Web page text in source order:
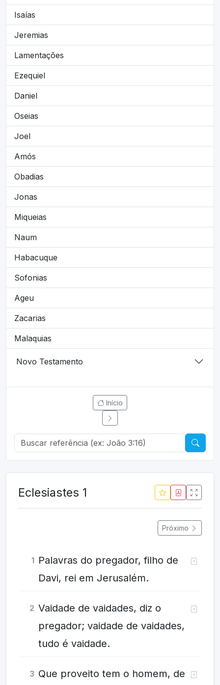
Isaías
Jeremias
Lamentações
Ezequiel
Daniel
Oseias
Joel
Amós
Obadias
Jonas
Miqueias
Naum
Habacuque
Sofonias
Ageu
Zacarias
Malaquias
Novo Testamento
Início
Eclesiastes 1
Próximo
1 Palavras do pregador, filho de
Davi, rei em Jerusalém.
2 Vaidade de vaidades, diz o
pregador; vaidade de vaidades,
tudo é vaidade.
3 Que proveito tem o homem, de